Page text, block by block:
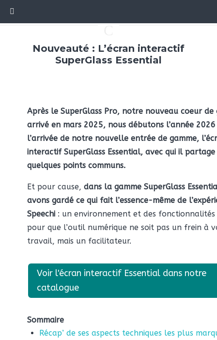
Nouveauté : L’écran interactif
SuperGlass Essential
Après le SuperGlass Pro, notre nouveau coeur de
arrivé en mars 2025, nous débutons l’année
l’arrivée de notre nouvelle entrée de gamme,
interactif SuperGlass Essential, avec qui il partage
quelques points communs.
Et pour cause, dans la gamme SuperGlass
avons gardé ce qui fait l’essence-même de
Speechi : un environnement et des fonctionnalités
pour que l’outil numérique ne soit pas un frein à
travail, mais un facilitateur.
Voir l'écran interactif Essential dans notre
catalogue
Sommaire
Récap’ de ses aspects techniques les plus